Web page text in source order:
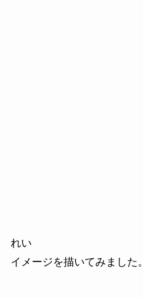
れい
イメージを描いてみました。